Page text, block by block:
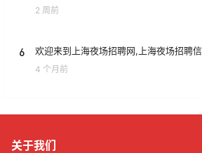
2 周前
6 欢迎来到上海夜场招聘网,上海夜场招聘信
4 个月前
关于我们